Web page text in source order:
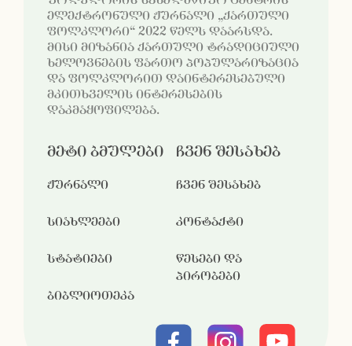
ელექტრონული ჟურნალი „ქართული
ფოლკლორი“ 2022 წელს დაარსდა.
მისი მიზანია ქართული ტრადიციული
ხელოვნების ფართო პოპულარიზაცია
და ფოლკლორით დაინტერესებული
მკითხველის ინტერესების
დაკმაყოფილება.
მეტი ბმულები
ჟურნალი
სიახლეები
სტატიები
ბიბლიოთეკა
ჩვენ შესახებ
ჩვენ შესახებ
კონტაქტი
წესები და
პირობები